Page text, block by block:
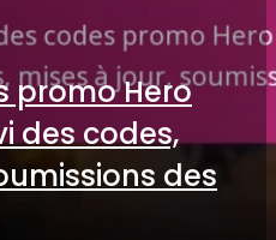
promo Hero
des codes,
des